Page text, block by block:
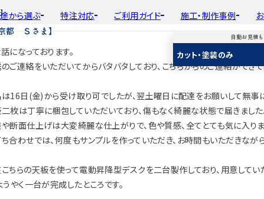
から選ぶ
・樹種・用途から選ぶChoose by Type and Purpose
カット・塗装のみ
ット・加工・塗装
ルオーダー集成材(積層材)
2D/3D
イメージ
今すぐお見積もり依頼
関連商品
種類から選ぶ
樹種一覧
用途などから選ぶ
特注対応
装
成材(積層材)
2D/3D
イメージ
もり依頼
品
断面加工
表面仕上
塗装
木材加工講座
ご利用ガイド
用ガイドGuide
ト・塗装のみ
ト・加工・塗装
オーダー集成材(積層材)
2D/3D
イメージ
すぐお見積もり依頼
関連商品
初めての方へ
ご注文から商品到着までの流
お見積もり・ご注文方法につい
変更・キャンセル・返品・交換に
納期・配送について
施工・制作事例
施工・制作事例Production Example
カット・塗装のみ
カット・加工・塗装
フルオーダー 集成材(積層材)
2D/3D
イメージ
今すぐお見積もり依頼
関連商品
工場
棚・
カウ
テーブ
オー
自動お見積
カット・塗装のみ
都 Ｓさま】
になっております。
ご連絡をいただいてからバタバタしており、こちらからのご連絡ができて
16日(金)から受け取り可でしたが、翌土曜日に配達をお願いして無事
枚は丁寧に梱包していただいており、傷もなく綺麗な状態で届きました
断面仕上げは大変綺麗な仕上がりで、色や質感、全てとても気に入りま
合わせでは、何度もサンプルを作っていただき、お時間もいただきなが
ちらの天板を使って電動昇降型デスクを二台製作しており、用意して
うやく一台が完成したところです。